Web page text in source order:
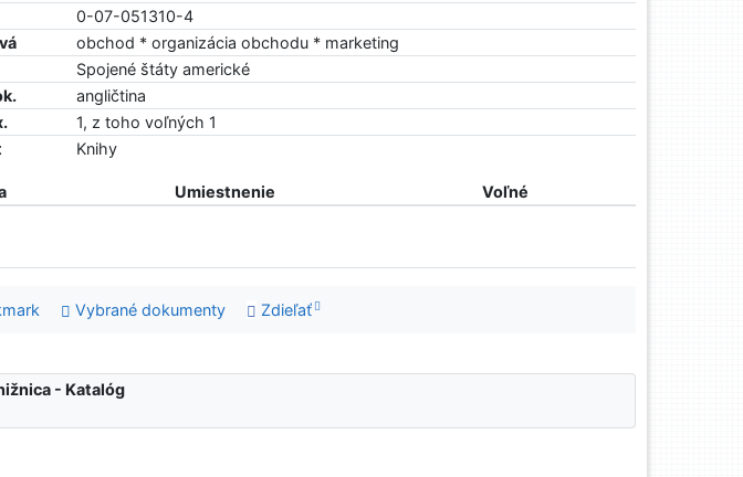
0-07-051310-4
obchod * organizácia obchodu * marketing
Spojené štáty americké
angličtina
1, z toho voľných 1
Knihy
Umiestnenie
Voľné
Vybrané dokumenty Zdieľať
- Katalóg